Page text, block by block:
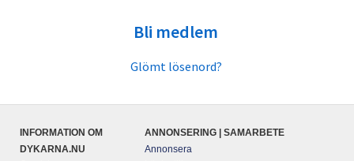
Bli medlem
Glömt lösenord?
INFORMATION OM
DYKARNA.NU
ANNONSERING | SAMARBETE
Annonsera